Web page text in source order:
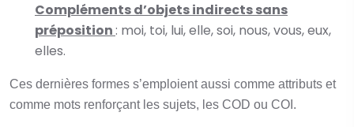
Compléments d’objets indirects sans
préposition: moi, toi, lui, elle, soi, nous, vous, eux,
elles.
Ces dernières formes s’emploient aussi comme attributs et
comme mots renforçant les sujets, les COD ou COI.